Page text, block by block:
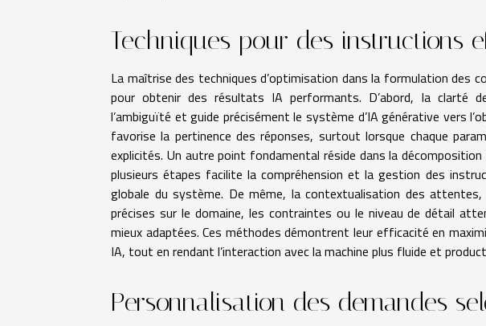
Techniques pour des instructions
La maîtrise des techniques d’optimisation dans la formulation des
pour obtenir des résultats IA performants. D’abord, la clarté
l’ambiguïté et guide précisément le système d’IA générative vers
favorise la pertinence des réponses, surtout lorsque chaque
explicités. Un autre point fondamental réside dans la
plusieurs étapes facilite la compréhension et la gestion des
globale du système. De même, la contextualisation des
précises sur le domaine, les contraintes ou le niveau de détail
mieux adaptées. Ces méthodes démontrent leur efficacité en
IA, tout en rendant l’interaction avec la machine plus fluide et
Personnalisation des demandes